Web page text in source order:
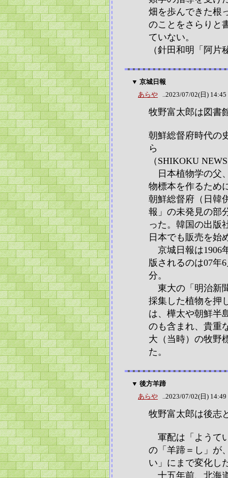
畑を歩んできた根
のことをさらりと
ていない。
（針田和明「阿
▼ 京城日報
あらや ..2023/07/02(日)
牧野富太郎は図書
朝鮮総督府時代の
ら
（SHIKOKU
日本植物学の父
物標本を作るため
朝鮮総督府（日韓
報」の未発見の部
った。韓国の出版
日本でも販売を始
京城日報は1906
版されるのは07年
分。
東大の「明治新
採集した植物を押
は、樺太や朝鮮半
のも含まれ、貴重
大（当時）の牧野
た。
▼ 後方羊蹄
あらや ..2023/07/02(日)
牧野富太郎は後志
軍配は「ようて
の「羊蹄＝し」が
い」にまで変化し
十五年前、北海